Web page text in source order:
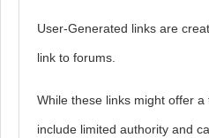
User-Generated links are
link to forums.
While these links might offer
include limited authority and